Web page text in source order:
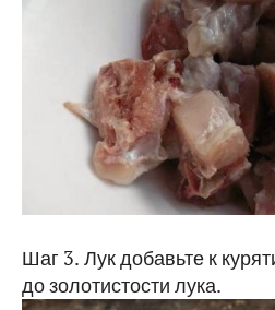
Шаг 3. Лук добавьте к
до золотистости лука.